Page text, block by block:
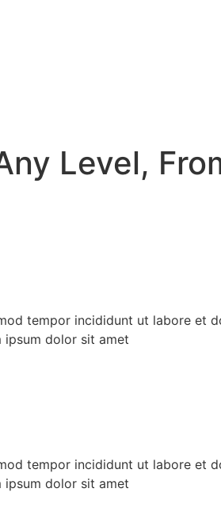
Level,
tempor incididunt ut labore et
ipsum dolor sit amet
tempor incididunt ut labore et
ipsum dolor sit amet